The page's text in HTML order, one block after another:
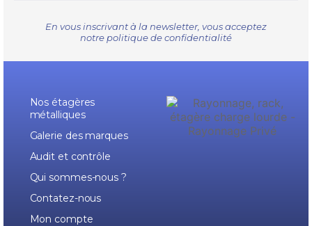
En vous inscrivant à la newsletter, vous acceptez
notre politique de confidentialité
Nos étagères
métalliques
Galerie des marques
Audit et contrôle
Qui sommes-nous ?
Contatez-nous
Mon compte